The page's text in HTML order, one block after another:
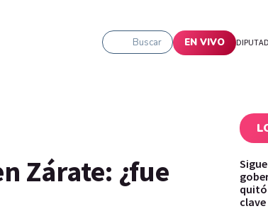
Buscar EN VIVO
Zárate: ¿fue
clave